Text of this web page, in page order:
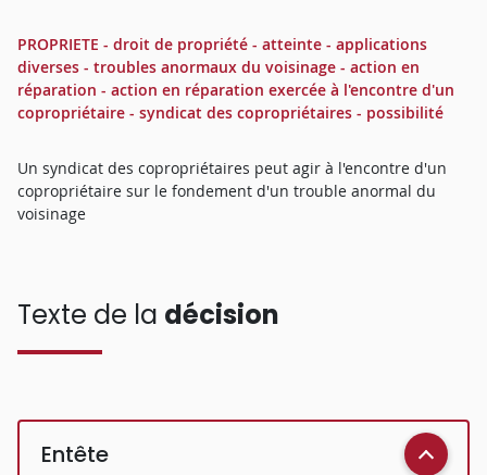
PROPRIETE - droit de propriété - atteinte - applications
diverses - troubles anormaux du voisinage - action en
réparation - action en réparation exercée à l'encontre d'un
copropriétaire - syndicat des copropriétaires - possibilité
Un syndicat des copropriétaires peut agir à l'encontre d'un
copropriétaire sur le fondement d'un trouble anormal du
voisinage
Texte de la décision
Entête